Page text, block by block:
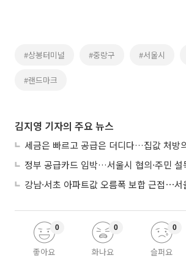
#상봉터미널 #중랑구 #서울시
#랜드마크
김지영 기자의 주요 뉴스
세금은 빠르고 공급은 더디다…집값 처방
좋아요
0
화나요
0
슬퍼요
0